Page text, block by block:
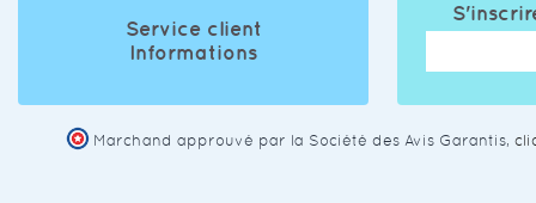
Service client
Informations
Marchand approuvé par la Société des Avis Garantis,